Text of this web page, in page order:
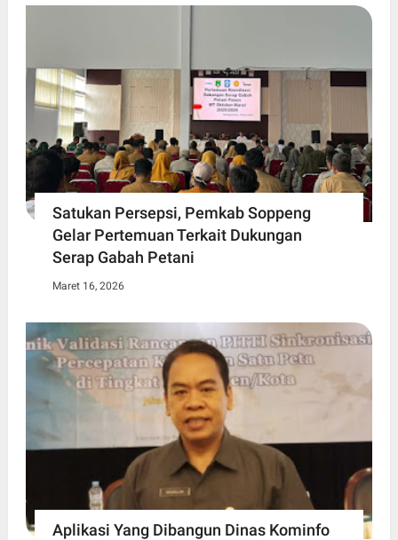
Satukan Persepsi, Pemkab Soppeng
Gelar Pertemuan Terkait Dukungan
Serap Gabah Petani
Maret 16, 2026
Aplikasi Yang Dibangun Dinas Kominfo